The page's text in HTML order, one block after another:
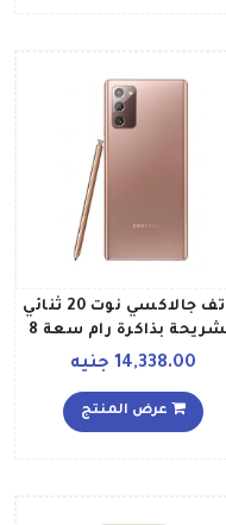
هاتف جالاكسي نوت 20 ثنائي
الشريحة بذاكرة رام سعة 8
جيجابايت وذاكرة تخزين
يدعم تقنية 4G LTE بلون
برونزي داكن إصدار عالمي
14,338.00 جنيه
عرض المنتج